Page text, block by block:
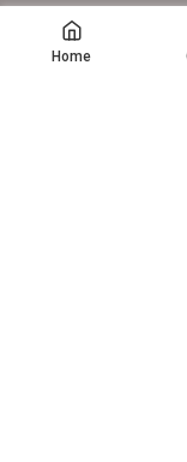
© Copyright –
Home